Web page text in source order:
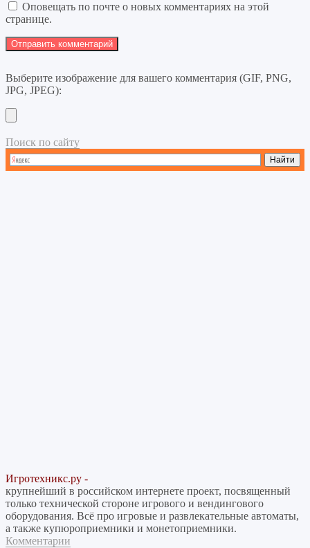
Оповещать по почте о новых комментариях на этой
странице.
Выберите изображение для вашего комментария (GIF, PNG,
JPG, JPEG):
Поиск по сайту
Игротехникс.ру -
крупнейший в российском интернете проект, посвященный
только технической стороне игрового и вендингового
оборудования. Всё про игровые и развлекательные автоматы,
а также купюроприемники и монетоприемники.
Комментарии